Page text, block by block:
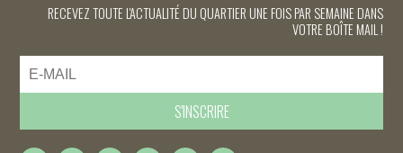
RECEVEZ TOUTE L'ACTUALITÉ DU QUARTIER UNE FOIS PAR SEMAINE DANS
VOTRE BOÎTE MAIL !